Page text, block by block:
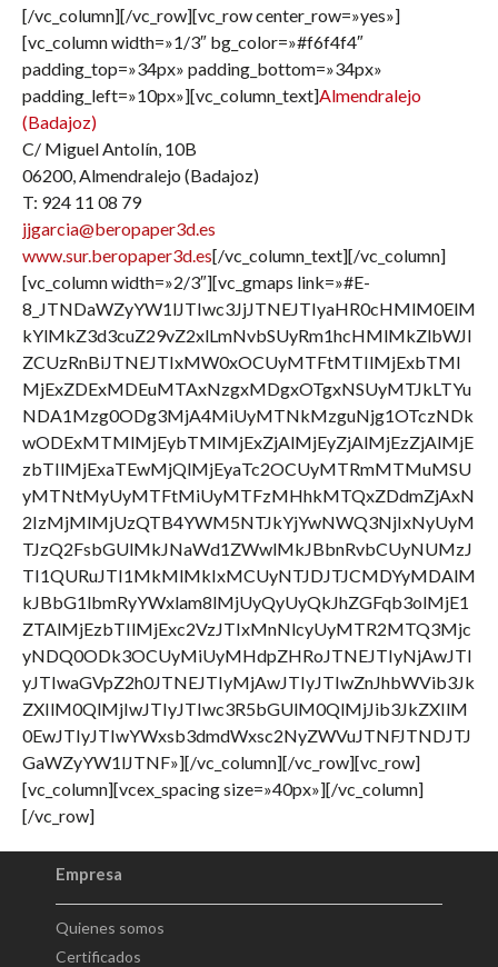
[/vc_column][/vc_row][vc_row center_row=»yes»]
[vc_column width=»1/3″ bg_color=»#f6f4f4″
padding_top=»34px» padding_bottom=»34px»
padding_left=»10px»][vc_column_text]Almendralejo
(Badajoz)
C/ Miguel Antolín, 10B
06200, Almendralejo (Badajoz)
T: 924 11 08 79
jjgarcia@beropaper3d.es
www.sur.beropaper3d.es[/vc_column_text][/vc_column]
[vc_column width=»2/3″][vc_gmaps link=»#E-
8_JTNDaWZyYW1lJTIwc3JjJTNEJTIyaHR0cHMlM0ElM
kYlMkZ3d3cuZ29vZ2xlLmNvbSUyRm1hcHMlMkZlbWJl
ZCUzRnBiJTNEJTIxMW0xOCUyMTFtMTIlMjExbTMl
MjExZDExMDEuMTAxNzgxMDgxOTgxNSUyMTJkLTYu
NDA1Mzg0ODg3MjA4MiUyMTNkMzguNjg1OTczNDk
wODExMTMlMjEybTMlMjExZjAlMjEyZjAlMjEzZjAlMjE
zbTIlMjExaTEwMjQlMjEyaTc2OCUyMTRmMTMuMSU
yMTNtMyUyMTFtMiUyMTFzMHhkMTQxZDdmZjAxN
2IzMjMlMjUzQTB4YWM5NTJkYjYwNWQ3NjIxNyUyM
TJzQ2FsbGUlMkJNaWd1ZWwlMkJBbnRvbCUyNUMzJ
TI1QURuJTI1MkMlMkIxMCUyNTJDJTJCMDYyMDAlM
kJBbG1lbmRyYWxlam8lMjUyQyUyQkJhZGFqb3olMjE1
ZTAlMjEzbTIlMjExc2VzJTIxMnNlcyUyMTR2MTQ3Mjc
yNDQ0ODk3OCUyMiUyMHdpZHRoJTNEJTIyNjAwJTI
yJTIwaGVpZ2h0JTNEJTIyMjAwJTIyJTIwZnJhbWVib3Jk
ZXIlM0QlMjIwJTIyJTIwc3R5bGUlM0QlMjJib3JkZXIlM
0EwJTIyJTIwYWxsb3dmdWxsc2NyZWVuJTNFJTNDJTJ
GaWZyYW1lJTNF»][/vc_column][/vc_row][vc_row]
[vc_column][vcex_spacing size=»40px»][/vc_column]
[/vc_row]
Empresa
Quienes somos
Certificados